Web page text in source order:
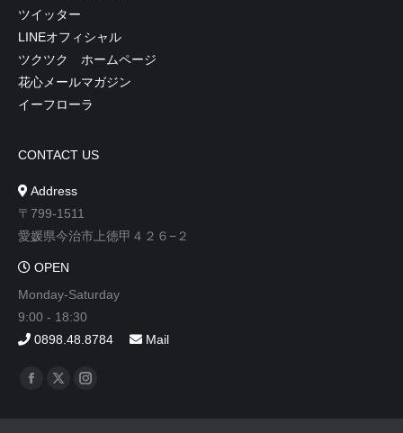
ツイッター
LINEオフィシャル
ツクツク ホームページ
花心メールマガジン
イーフローラ
CONTACT US
Address
〒799-1511
愛媛県今治市上徳甲４２６−２
OPEN
Monday-Saturday
9:00 - 18:30
0898.48.8784
Mail
Find us on:
Facebook
X
Instagram